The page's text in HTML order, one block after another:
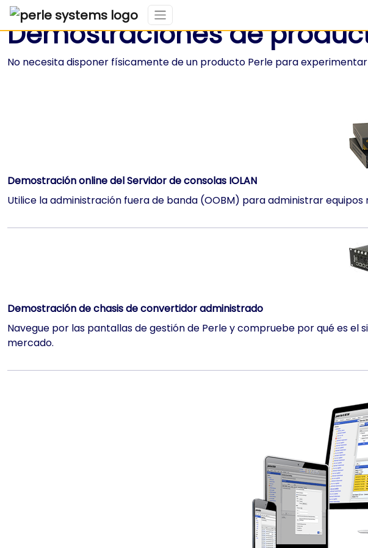
Demostraciones de
No necesita disponer físicamente de un producto Perle para
Demostración online del Servidor de consolas IOLAN
Utilice la administración fuera de banda (OOBM) para administrar
Demostración de chasis de convertidor administrado
Navegue por las pantallas de gestión de Perle y compruebe por qué es el
mercado.